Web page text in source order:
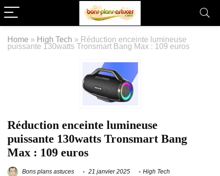
Home » High Tech » Réduction enceinte lumineuse
puissante 130watts Tronsmart Bang Max : 109 euros
Réduction enceinte lumineuse
puissante 130watts Tronsmart Bang
Max : 109 euros
Bons plans astuces 21 janvier 2025 High Tech